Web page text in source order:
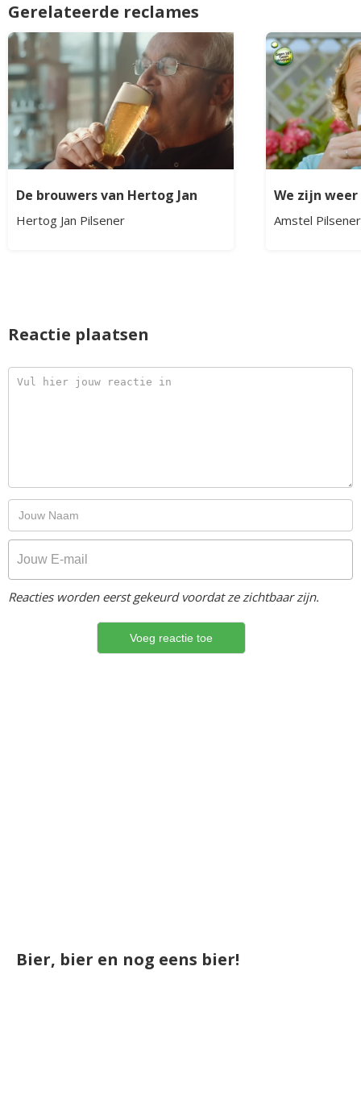
Gerelateerde reclames
De brouwers van Hertog Jan
Hertog Jan Pilsener
We zijn
Amstel Pilsener
Reactie plaatsen
Reacties worden eerst gekeurd voordat ze zichtbaar zijn.
Bier, bier en nog eens bier!